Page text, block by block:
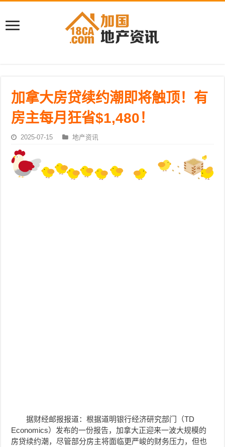
加拿大房贷续约潮即将触顶！有
房主每月狂省$1,480！
2025-07-15 地产资讯
据财经邮报报道：根据道明银行经济研究部门（TD
Economics）发布的一份报告，加拿大正迎来一波大规模的
房贷续约潮，尽管部分房主将面临更严峻的财务压力，但也